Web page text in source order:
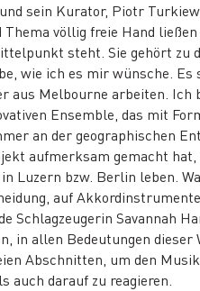
sein Kurator, Piotr
völlig freie Hand
steht. Sie gehört zu
wie ich es mir wünsche.
aus Melbourne arbeiten.
Ensemble, das mit
an der geographischen
aufmerksam gemacht
Luzern bzw. Berlin leben.
auf
Schlagzeugerin Savannah
in allen Bedeutungen
Abschnitten, um den
auch darauf zu reagieren.